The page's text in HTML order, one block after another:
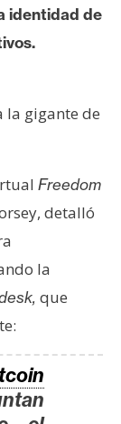
identidad de
la gigante de
Freedom
detalló
la
que